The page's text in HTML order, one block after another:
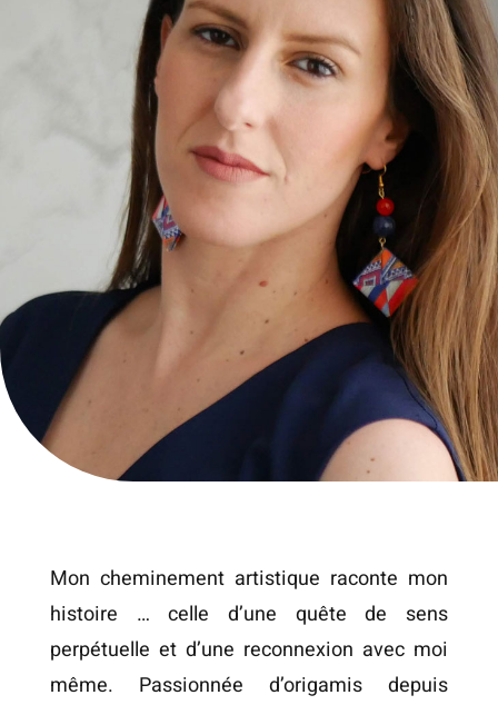
Mon cheminement artistique raconte mon
histoire … celle d’une quête de sens
perpétuelle et d’une reconnexion avec moi
même. Passionnée d’origamis depuis